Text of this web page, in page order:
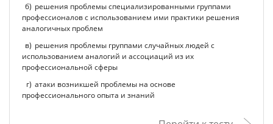
решения проблемы специализированными группами
профессионалов с использованием ими практики решения
аналогичных проблем
решения проблемы группами случайных людей с
использованием аналогий и ассоциаций из их
профессиональной сферы
атаки возникшей проблемы на основе
профессионального опыта и знаний